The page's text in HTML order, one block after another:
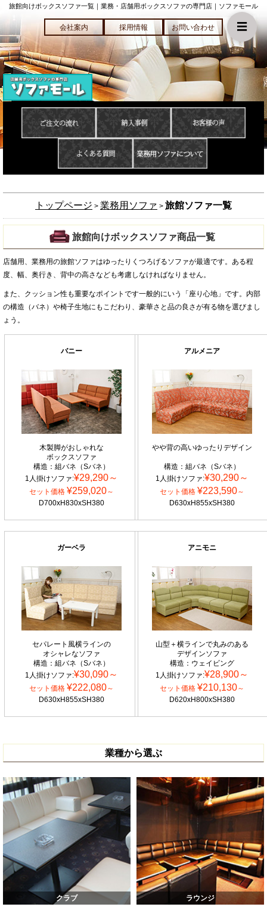
旅館向けボックスソファ一覧｜業務・店舗用ボックスソファの専門店｜ソファモール
会社案内 採用情報 お問い合わせ
トップページ > 業務用ソファ > 旅館ソファ一覧
旅館向けボックスソファ商品一覧
店舗用、業務用の旅館ソファはゆったりくつろげるソファが最適です。ある程
度、幅、奥行き、背中の高さなども考慮しなければなりません。
また、クッション性も重要なポイントです一般的にいう「座り心地」です。内部
の構造（バネ）や椅子生地にもこだわり、豪華さと品の良さが有る物を選びまし
ょう。
バニー
木製脚がおしゃれな
ボックスソファ
構造：組バネ（Sバネ）
1人掛けソファ:¥29,290～
セット価格 ¥259,020～
D700xH830xSH380
アルメニア
やや背の高いゆったりデザイン
構造：組バネ（Sバネ）
1人掛けソファ:¥30,290～
セット価格 ¥223,590～
D630xH855xSH380
ガーベラ
セパレート風横ラインの
オシャレなソファ
構造：組バネ（Sバネ）
1人掛けソファ:¥30,090～
セット価格 ¥222,080～
D630xH855xSH380
アニモニ
山型＋横ラインで丸みのある
デザインソファ
構造：ウェイビング
1人掛けソファ:¥28,900～
セット価格 ¥210,130～
D620xH800xSH380
業種から選ぶ
クラブ ラウンジ
☰